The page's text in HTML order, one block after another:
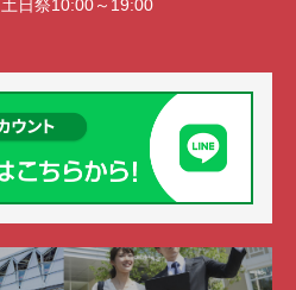
日祭10:00～19:00